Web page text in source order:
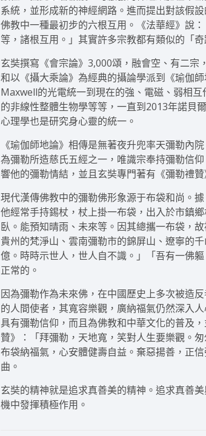
系統，並形成新的神經網路。進而提出對該假
佛教中一種最初步的六根互用。《法華經》說
等，諸根互用。」其實許多宗教都有類似的「
玄奘撰寫《會宗論》3,000頌，融會空、有二
和以《攝大乘論》為經典的攝論學派到《瑜伽
Maxwell的光電統一到現在的強、電磁、弱相
的非線性整體生物學等等，一直到2013年諾貝
心理學也是研究身心靈的統一。
《瑜伽師地論》相傳是無著夜升兜率天彌勒內
為彌勒所造慈氏五經之一，唯識宗奉持彌勒信
響他的彌勒情結，並且玄奘專門著有《彌勒禮贊
現代漢傳佛教中的彌勒佛形象源于布袋和尚。
他經常手持錫杖，杖上掛一布袋，出入於市鎮
臥。能預知晴雨、未來等。因其總攜一布袋，
貴州的梵淨山、雲南彌勒市的錦屏山、遼寧的
億。時時示世人，世人自不識。」「吾有一佛
正常的。
因為彌勒作為未來佛，在中國歷史上多次被造
的人間使者，其寬容樂觀，廣納福氣仍然深入
具有彌勒信仰，而且為佛教和中華文化的普及
贊》：「拜彌勒，天地寬，笑對人生要樂觀。
布袋納福氣，心安體健壽自益。棄惡揚善，正
曲。
玄奘的精神就是追求真善美的精神。追求真善
機中發揮積極作用。